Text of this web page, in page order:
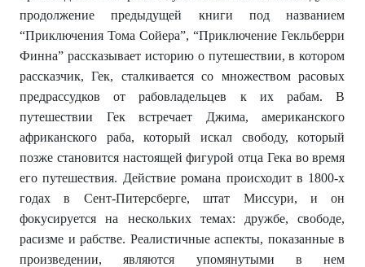
продолжение предыдущей книги под названием
“Приключения Тома Сойера”, “Приключение Гекльберри
Финна” рассказывает историю о путешествии, в котором
рассказчик, Гек, сталкивается со множеством расовых
предрассудков от рабовладельцев к их рабам. В
путешествии Гек встречает Джима, американского
африканского раба, который искал свободу, который
позже становится настоящей фигурой отца Гека во время
его путешествия. Действие романа происходит в 1800-х
годах в Сент-Питерсберге, штат Миссури, и он
фокусируется на нескольких темах: дружбе, свободе,
расизме и рабстве. Реалистичные аспекты, показанные в
произведении, являются упомянутыми в нем